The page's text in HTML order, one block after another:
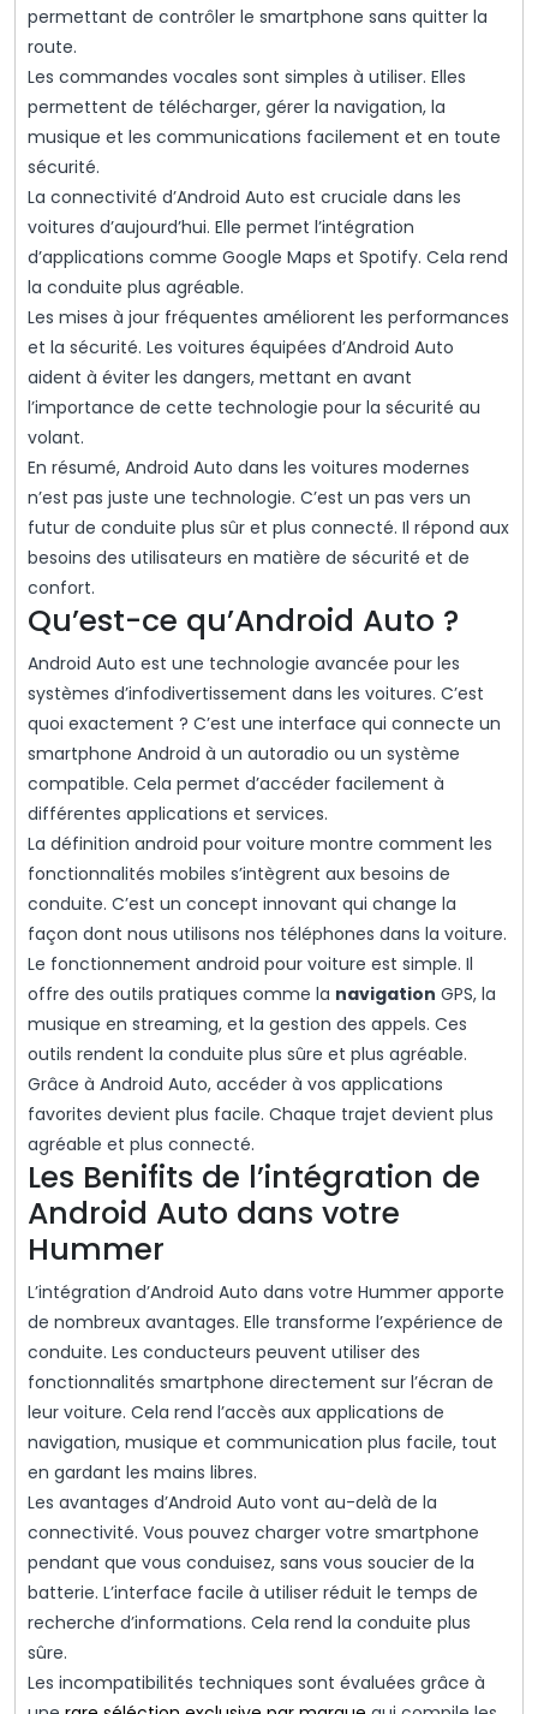
permettant de contrôler le smartphone sans quitter la
route.
Les commandes vocales sont simples à utiliser. Elles
permettent de télécharger, gérer la navigation, la
musique et les communications facilement et en toute
sécurité.
La connectivité d’Android Auto est cruciale dans les
voitures d’aujourd’hui. Elle permet l’intégration
d’applications comme Google Maps et Spotify. Cela rend
la conduite plus agréable.
Les mises à jour fréquentes améliorent les performances
et la sécurité. Les voitures équipées d’Android Auto
aident à éviter les dangers, mettant en avant
l’importance de cette technologie pour la sécurité au
volant.
En résumé, Android Auto dans les voitures modernes
n’est pas juste une technologie. C’est un pas vers un
futur de conduite plus sûr et plus connecté. Il répond aux
besoins des utilisateurs en matière de sécurité et de
confort.
Qu’est-ce qu’Android Auto ?
Android Auto est une technologie avancée pour les
systèmes d’infodivertissement dans les voitures. C’est
quoi exactement ? C’est une interface qui connecte un
smartphone Android à un autoradio ou un système
compatible. Cela permet d’accéder facilement à
différentes applications et services.
La définition android pour voiture montre comment les
fonctionnalités mobiles s’intègrent aux besoins de
conduite. C’est un concept innovant qui change la
façon dont nous utilisons nos téléphones dans la voiture.
Le fonctionnement android pour voiture est simple. Il
offre des outils pratiques comme la navigation GPS, la
musique en streaming, et la gestion des appels. Ces
outils rendent la conduite plus sûre et plus agréable.
Grâce à Android Auto, accéder à vos applications
favorites devient plus facile. Chaque trajet devient plus
agréable et plus connecté.
Les Benifits de l’intégration de
Android Auto dans votre
Hummer
L’intégration d’Android Auto dans votre Hummer apporte
de nombreux avantages. Elle transforme l’expérience de
conduite. Les conducteurs peuvent utiliser des
fonctionnalités smartphone directement sur l’écran de
leur voiture. Cela rend l’accès aux applications de
navigation, musique et communication plus facile, tout
en gardant les mains libres.
Les avantages d’Android Auto vont au-delà de la
connectivité. Vous pouvez charger votre smartphone
pendant que vous conduisez, sans vous soucier de la
batterie. L’interface facile à utiliser réduit le temps de
recherche d’informations. Cela rend la conduite plus
sûre.
Les incompatibilités techniques sont évaluées grâce à